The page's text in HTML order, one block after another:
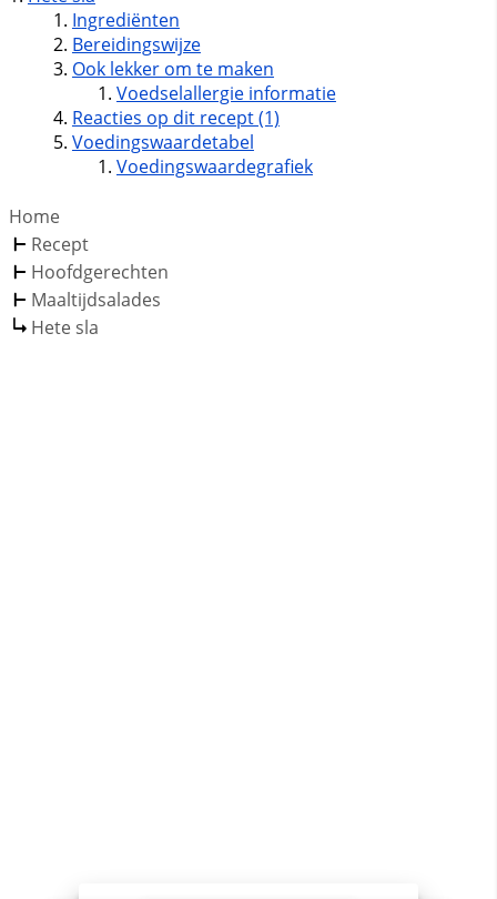
Ingrediënten
Bereidingswijze
Ook lekker om te maken
Voedselallergie informatie
Reacties op dit recept (1)
Voedingswaardetabel
Voedingswaardegrafiek
Home
Recept
Hoofdgerechten
Maaltijdsalades
Hete sla